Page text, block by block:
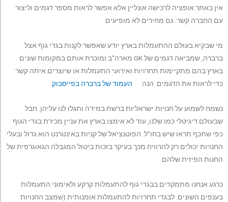
אין באתר אופציה לרכישה אונליין אלא אפשר לראות מספר דגמים וליצור
עם החברה קשר. גם מחירים לא מופיעים.
מי שבקיא בעולם ההתעמלות בארץ יודע שאפשר לקנות בגדי גוף אצל
ברברה, שמביאה דגמים של GK מארה"ב ומוכרת אותם במקומות שונים
בארץ בהם מתקיימות תחרויות ואירועי התעמלות או שיוצרים איתה קשר
כדי לראות את הדגמים. הנה
העמוד של ברברה בפייסבוק.
נשמח לשמוע על חנויות ישראליות ברשת במידה ותגלו לנו עליהן. חבל
שבעולם דיגיטלי כמו שלנו, עוד לא אימצו בארץ את עניין מכירת בגדי הגוף
כפי שתכף תראו שיש בחו"ל. הפוטנציאל של קניות באינטרנט הוא גדול ובעלי
החנויות יכולים רק להרוויח מכך בעיקר בזכות ביטול המגבלה הגאוגרפית של
החנות הפיזית שלהם.
כרגע אנחנו מתמקדים בבגדי גוף להתעמלות קרקע ולאימוני התעמלות
בענפים השונים. לבגדי תחרויות להתעמלות אומנותית (שמצב החנויות